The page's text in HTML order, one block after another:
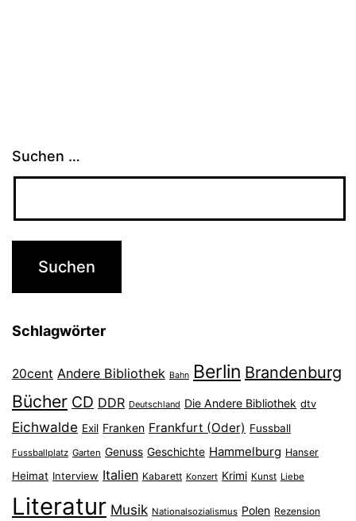
Suchen …
Schlagwörter
20cent Andere Bibliothek Bahn Berlin Brandenburg
Bücher CD DDR Deutschland Die Andere Bibliothek dtv
Eichwalde Exil Franken Frankfurt (Oder) Fussball
Fussballplatz Garten Genuss Geschichte Hammelburg Hanser
Heimat Interview Italien Kabarett Konzert Krimi Kunst Liebe
Literatur Musik Nationalsozialismus Polen Rezension